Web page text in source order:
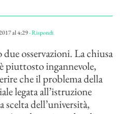
al 4:29- Rispondi
osservazioni. La chiusa
piuttosto ingannevole,
che il problema della
legata all’istruzione
scelta dell’università,